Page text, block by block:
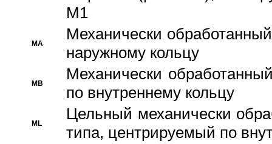
M1
MA
Механически
наружному кольцу
MB
Механически
по внутреннему кольцу
ML
Цельный механически
типа, центрируемый по